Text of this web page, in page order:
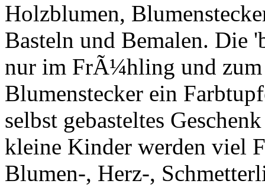
Holzblumen,
Basteln und Bemalen. Die
nur im FrÃ¼hling und zum
Blumenstecker ein
selbst gebasteltes
kleine Kinder werden viel
Blumen-, Herz-,